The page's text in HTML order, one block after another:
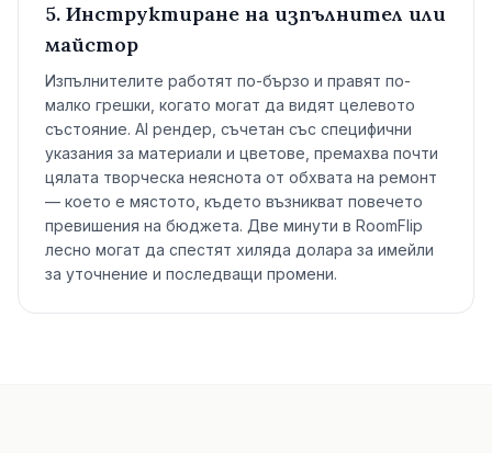
5. Инструктиране на изпълнител или
майстор
Изпълнителите работят по-бързо и правят по-
малко грешки, когато могат да видят целевото
състояние. AI рендер, съчетан със специфични
указания за материали и цветове, премахва почти
цялата творческа неяснота от обхвата на ремонт
— което е мястото, където възникват повечето
превишения на бюджета. Две минути в RoomFlip
лесно могат да спестят хиляда долара за имейли
за уточнение и последващи промени.